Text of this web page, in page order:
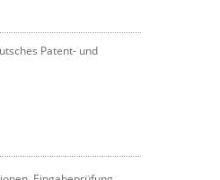
Patent- und